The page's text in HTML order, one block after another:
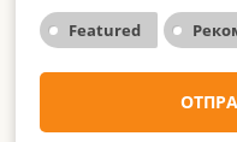
Featured